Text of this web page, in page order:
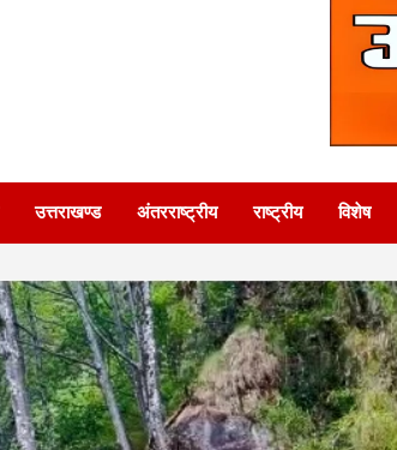
उत्तराखण्ड अंतरराष्ट्रीय राष्ट्रीय विशेष